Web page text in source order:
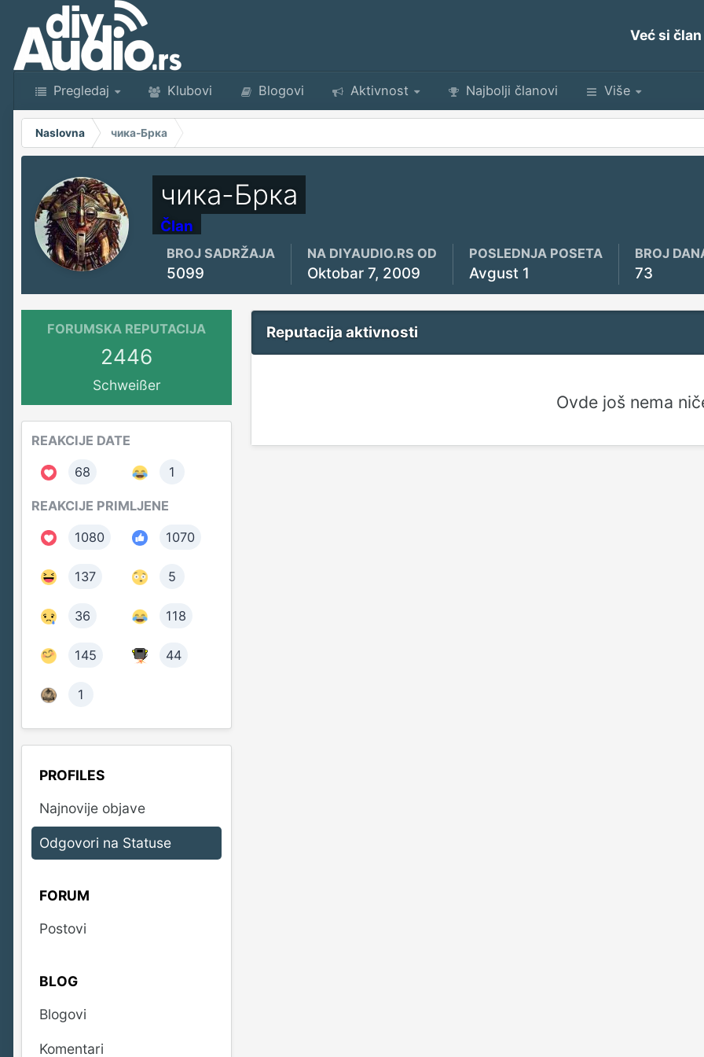
Već si
Pregledaj Klubovi Blogovi Aktivnost Najbolji članovi Više
Naslovna чика-Брка
чика-Брка
Član
BROJ SADRŽAJA
5099
NA DIYAUDIO.RS OD
Oktobar 7, 2009
POSLEDNJA POSETA
Avgust 1
BROJ
73
FORUMSKA REPUTACIJA
2446
Schweißer
REAKCIJE DATE
68
1
REAKCIJE PRIMLJENE
1080
1070
137 5
36 118
145 44
1
PROFILES
Najnovije objave
Odgovori na Statuse
FORUM
Postovi
BLOG
Blogovi
Komentari
Reputacija aktivnosti
Ovde još nema